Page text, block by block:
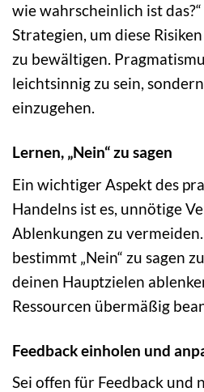
wie wahrscheinlich ist
Strategien, um diese
zu bewältigen.
leichtsinnig zu sein,
einzugehen.
Lernen, „Nein“ zu sagen
Ein wichtiger Aspekt des
Handelns ist es, unnötige
Ablenkungen zu
bestimmt „Nein“ zu sagen
deinen Hauptzielen
Ressourcen übermäßig
Feedback einholen und
Sei offen für Feedback und